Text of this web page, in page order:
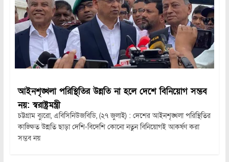
আইনশৃঙ্খলা পরিস্থিতির উন্নতি না হলে দেশে বিনিয়োগ সম্ভব
নয়: স্বরাষ্ট্রমন্ত্রী
চট্টগ্রাম ব্যুরো, এবিসিনিউজবিডি, (২৭ জুলাই) : দেশের আইনশৃঙ্খলা পরিস্থিতির
কাঙ্ক্ষিত উন্নতি ছাড়া দেশি-বিদেশি কোনো নতুন বিনিয়োগই আকর্ষণ করা
সম্ভব নয়